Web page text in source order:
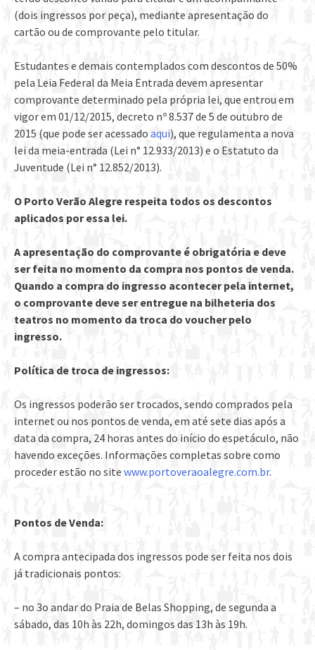
(dois ingressos por peça), mediante apresentação do
cartão ou de comprovante pelo titular.
Estudantes e demais contemplados com descontos de 50%
pela Leia Federal da Meia Entrada devem apresentar
comprovante determinado pela própria lei, que entrou em
vigor em 01/12/2015, decreto nº 8.537 de 5 de outubro de
2015 (que pode ser acessado aqui), que regulamenta a nova
lei da meia-entrada (Lei n° 12.933/2013) e o Estatuto da
Juventude (Lei n° 12.852/2013).
O Porto Verão Alegre respeita todos os descontos
aplicados por essa lei.
A apresentação do comprovante é obrigatória e deve
ser feita no momento da compra nos pontos de venda.
Quando a compra do ingresso acontecer pela internet,
o comprovante deve ser entregue na bilheteria dos
teatros no momento da troca do voucher pelo
ingresso.
Política de troca de ingressos:
Os ingressos poderão ser trocados, sendo comprados pela
internet ou nos pontos de venda, em até sete dias após a
data da compra, 24 horas antes do início do espetáculo, não
havendo exceções. Informações completas sobre como
proceder estão no site www.portoveraoalegre.com.br.
Pontos de Venda:
A compra antecipada dos ingressos pode ser feita nos dois
já tradicionais pontos:
– no 3o andar do Praia de Belas Shopping, de segunda a
sábado, das 10h às 22h, domingos das 13h às 19h.